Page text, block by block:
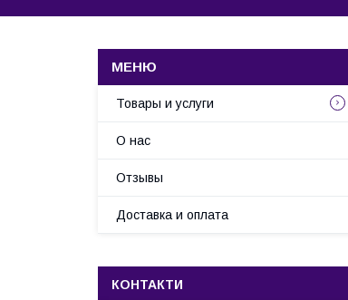
Товары и услуги
О нас
Отзывы
Доставка и оплата
КОНТАКТИ